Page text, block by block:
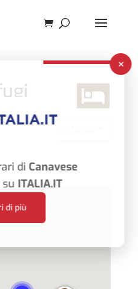
×
di Canavese
su ITALIA.IT
di più